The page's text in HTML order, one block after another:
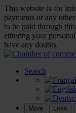
This website is for
payments or any
to be paid through
entering your
have any doubts.
Search
More Less